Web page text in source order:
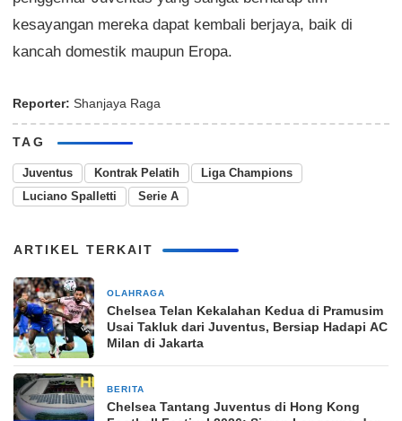
kesayangan mereka dapat kembali berjaya, baik di
kancah domestik maupun Eropa.
Reporter: Shanjaya Raga
TAG
Juventus Kontrak Pelatih
Liga Champions
Luciano Spalletti
Serie A
ARTIKEL TERKAIT
OLAHRAGA
Chelsea Telan Kekalahan Kedua di Pramusim
Usai Takluk dari Juventus, Bersiap Hadapi AC
Milan di Jakarta
BERITA
Chelsea Tantang Juventus di Hong Kong